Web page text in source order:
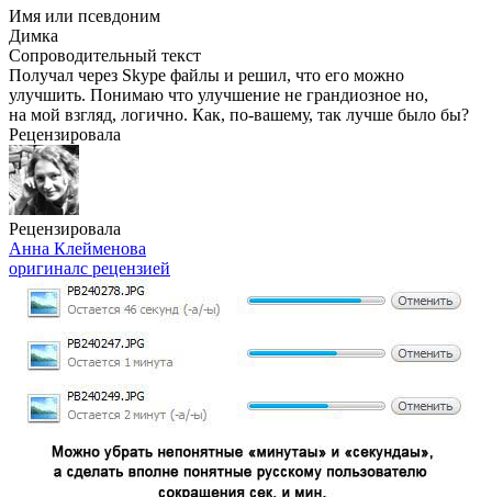
Имя или псевдоним
Димка
Сопроводительный текст
Получал через Skype файлы и решил, что его можно
улучшить. Понимаю что улучшение не грандиозное но,
на мой взгляд, логично. Как, по-вашему, так лучше было бы?
Рецензировала
Рецензировала
Анна Клейменова
оригиналс рецензией